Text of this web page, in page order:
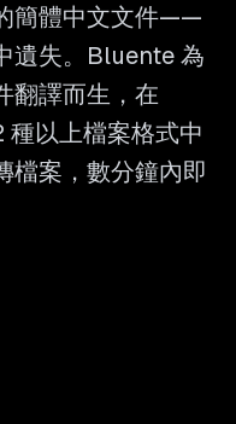
簡體中文文件——
遺失。Bluente 為
翻譯而生，在
以上檔案格式中
檔案，數分鐘內即